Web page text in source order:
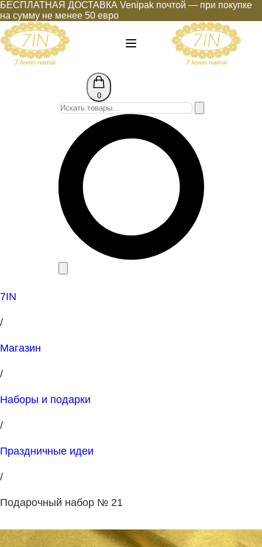
БЕСПЛАТНАЯ ДОСТАВКА Venipak почтой — при покупке
на сумму не менее 50 евро
0
7IN
/
Магазин
/
Наборы и подарки
/
Праздничные идеи
/
Подарочный набор № 21